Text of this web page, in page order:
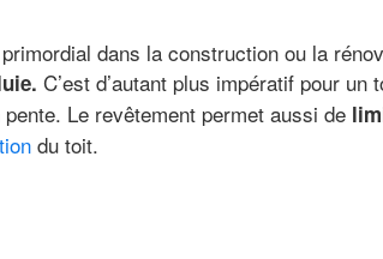
dans la construction ou la
C’est d’autant plus impératif pour un
Le revêtement permet aussi de
du toit.